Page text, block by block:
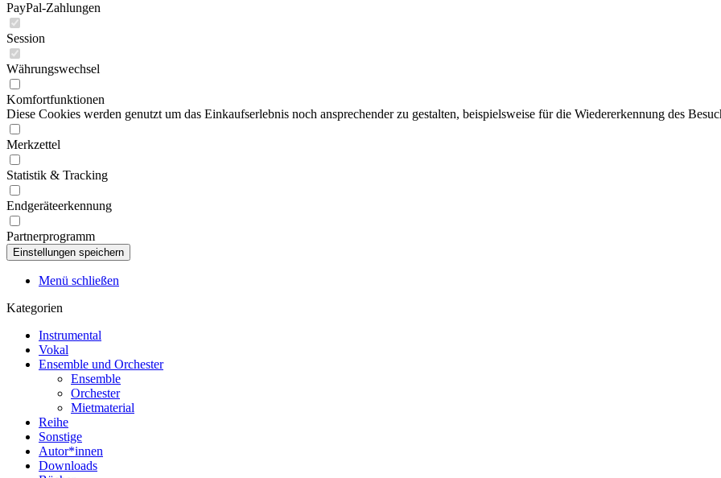
PayPal-Zahlungen
Session
Währungswechsel
Komfortfunktionen
Diese Cookies werden genutzt um das Einkaufserlebnis noch ansprechender zu gestalten, beispielsweise für die Wiedererkennung des
Merkzettel
Statistik & Tracking
Endgeräteerkennung
Partnerprogramm
Menü schließen
Kategorien
Instrumental
Vokal
Ensemble und Orchester
Ensemble
Orchester
Mietmaterial
Reihe
Sonstige
Autor*innen
Downloads